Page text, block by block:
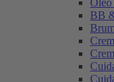
Óleo
BB